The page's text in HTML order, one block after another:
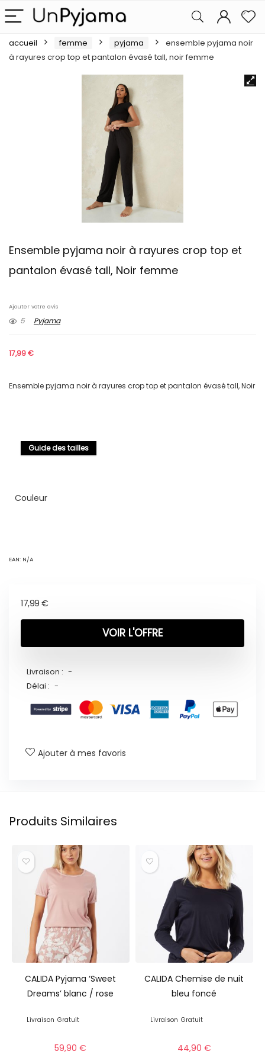
accueil femme pyjama
ensemble pyjama noir
à rayures crop top et pantalon évasé tall, noir femme
Ensemble pyjama noir à rayures crop top et
pantalon évasé tall, Noir femme
Ajouter votre avis
5 Pyjama
17,99€
Ensemble pyjama noir à rayures crop top et pantalon évasé tall, Noir
Guide des tailles
Couleur
EAN: N/A
17,99 €
VOIR L'OFFRE
Livraison : -
Délai : -
Ajouter à mes favoris
Produits Similaires
CALIDA Pyjama ‘Sweet
Dreams’ blanc / rose
Livraison Gratuit
59,90€
CALIDA Chemise de nuit
bleu foncé
Livraison Gratuit
44,90 €